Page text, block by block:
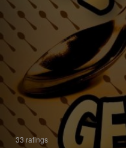
33 ratings